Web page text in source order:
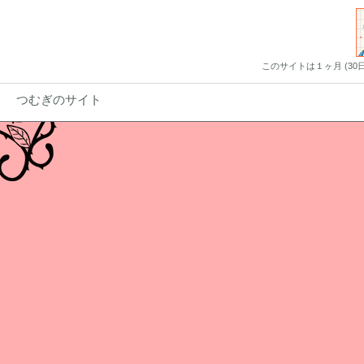
このサイトは１ヶ月 (30
つむぎのサイト